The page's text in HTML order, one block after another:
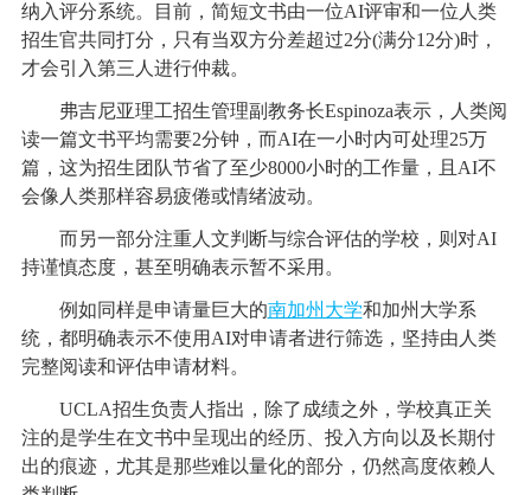
纳入评分系统。目前，简短文书由一位AI评审和一位人类
招生官共同打分，只有当双方分差超过2分(满分12分)时，
才会引入第三人进行仲裁。
弗吉尼亚理工招生管理副教务长Espinoza表示，人类阅
读一篇文书平均需要2分钟，而AI在一小时内可处理25万
篇，这为招生团队节省了至少8000小时的工作量，且AI不
会像人类那样容易疲倦或情绪波动。
而另一部分注重人文判断与综合评估的学校，则对AI
持谨慎态度，甚至明确表示暂不采用。
例如同样是申请量巨大的南加州大学和加州大学系
统，都明确表示不使用AI对申请者进行筛选，坚持由人类
完整阅读和评估申请材料。
UCLA招生负责人指出，除了成绩之外，学校真正关
注的是学生在文书中呈现出的经历、投入方向以及长期付
出的痕迹，尤其是那些难以量化的部分，仍然高度依赖人